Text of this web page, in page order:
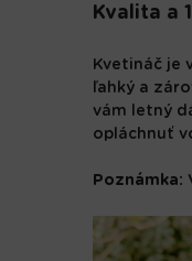
Kvalita a
Kvetináč je
ľahký a
vám letný
opláchnuť
Poznámka: